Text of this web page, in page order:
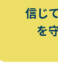
信じ
を